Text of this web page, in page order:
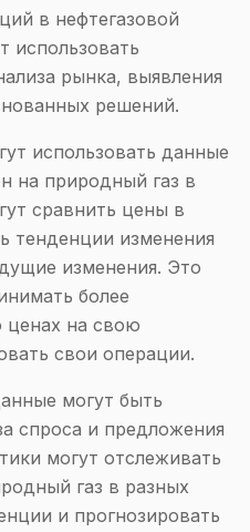
в нефтегазовой
использовать
рынка, выявления
решений.
использовать данные
на природный газ в
сравнить цены в
тенденции изменения
изменения. Это
более
ценах на свою
свои операции.
могут быть
спроса и предложения
могут отслеживать
газ в разных
и прогнозировать